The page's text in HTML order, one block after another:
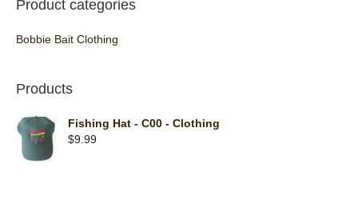
Product categories
Bobbie Bait Clothing
Products
Fishing Hat - C00 - Clothing
$9.99